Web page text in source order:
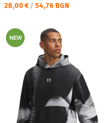
Текуща цена:
28,00 € / 54,76 BGN
NEW